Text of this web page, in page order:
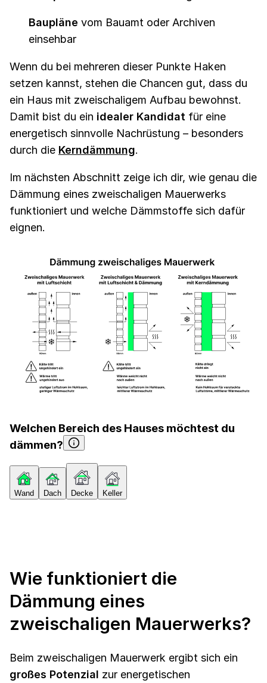
Baupläne vom Bauamt oder Archiven
einsehbar
Wenn du bei mehreren dieser Punkte Haken
setzen kannst, stehen die Chancen gut, dass du
ein Haus mit zweischaligem Aufbau bewohnst.
Damit bist du ein idealer Kandidat für eine
energetisch sinnvolle Nachrüstung – besonders
durch die Kerndämmung.
Im nächsten Abschnitt zeige ich dir, wie genau die
Dämmung eines zweischaligen Mauerwerks
funktioniert und welche Dämmstoffe sich dafür
eignen.
Welchen Bereich des Hauses möchtest du
dämmen?
Wand Dach Decke Keller
Wie funktioniert die
Dämmung eines
zweischaligen Mauerwerks?
Beim zweischaligen Mauerwerk ergibt sich ein
großes Potenzial zur energetischen